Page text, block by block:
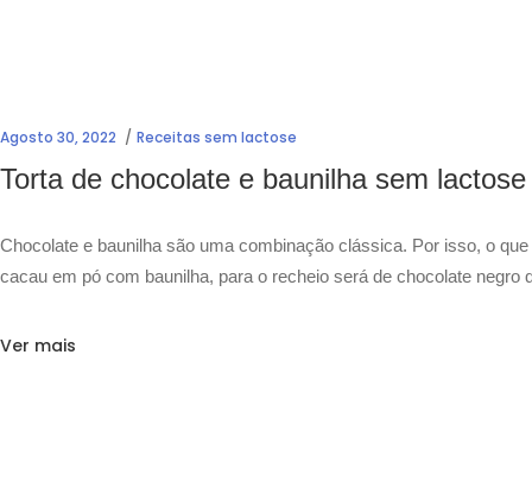
Agosto 30, 2022 Receitas sem lactose
Torta de chocolate e baunilha sem lactose
Chocolate e baunilha são uma combinação clássica. Por isso, o
cacau em pó com baunilha, para o recheio será de chocolate negro
Ver mais